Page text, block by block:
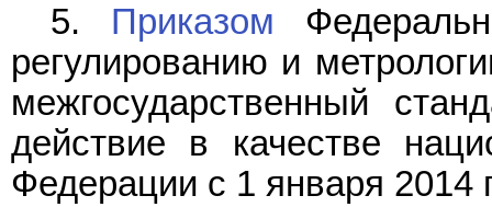
5. Приказом
регулированию и
межгосударственный
действие в качестве
Федерации с 1 января 2014